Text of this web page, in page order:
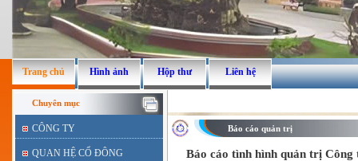
Trang chủ Hình ảnh Hộp thư Liên hệ
Chuyên mục
CÔNG TY
QUAN HỆ CỔ ĐÔNG
Báo cáo quản trị
Báo cáo tình hình quản trị Công